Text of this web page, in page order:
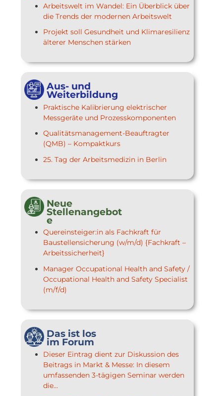
Arbeitswelt im Wandel: Ein Überblick über
die Trends der modernen Arbeitswelt
Projekt soll Gesundheit und Klimaresilienz
älterer Menschen stärken
Aus- und
Weiterbildung
Praktische Kalibrierung elektrischer
Messgeräte und Prozesskomponenten
Qualitätsmanagement-Beauftragter
(QMB) – Kompaktkurs
25. Tag der Arbeitsmedizin in Berlin
Neue
Stellenangebot
e
Quereinsteiger:in als Fachkraft für
Baustellensicherung (w/m/d) {Fachkraft –
Arbeitssicherheit}
Manager Occupational Health and Safety /
Occupational Health and Safety Specialist
(m/f/d)
Das ist los
im Forum
Dieser Eintrag dient zur Diskussion des
Beitrags in Markt & Messe: In diesem
umfassenden 3-tägigen Seminar werden
die...